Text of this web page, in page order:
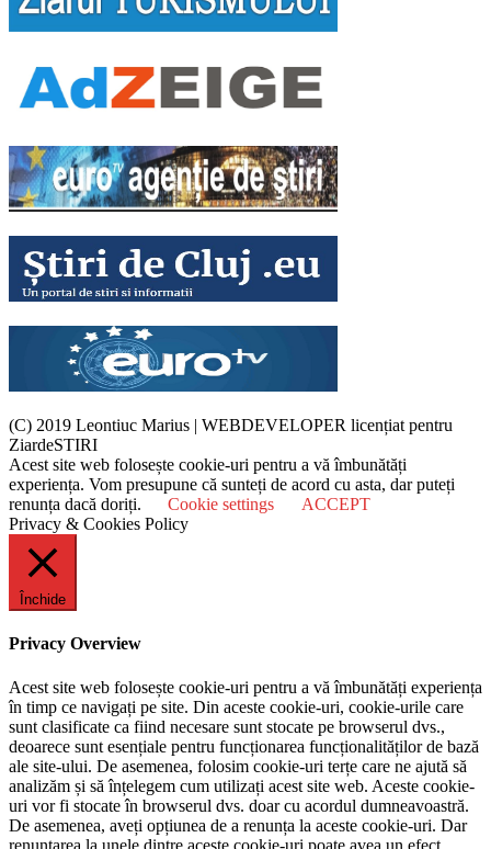
(C) 2019 Leontiuc Marius | WEBDEVELOPER licențiat pentru
ZiardeSTIRI
Acest site web folosește cookie-uri pentru a vă îmbunătăți
experiența. Vom presupune că sunteți de acord cu asta, dar puteți
renunța dacă doriți.
Cookie settings
ACCEPT
Privacy & Cookies Policy
Închide
Privacy Overview
Acest site web folosește cookie-uri pentru a vă îmbunătăți experiența
în timp ce navigați pe site. Din aceste cookie-uri, cookie-urile care
sunt clasificate ca fiind necesare sunt stocate pe browserul dvs.,
deoarece sunt esențiale pentru funcționarea funcționalităților de bază
ale site-ului. De asemenea, folosim cookie-uri terțe care ne ajută să
analizăm și să înțelegem cum utilizați acest site web. Aceste cookie-
uri vor fi stocate în browserul dvs. doar cu acordul dumneavoastră.
De asemenea, aveți opțiunea de a renunța la aceste cookie-uri. Dar
renunțarea la unele dintre aceste cookie-uri poate avea un efect